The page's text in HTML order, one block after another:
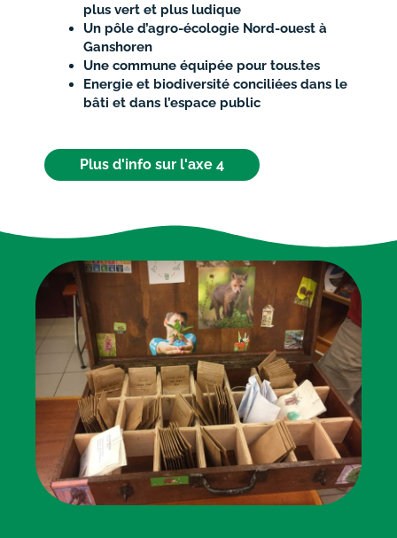
plus vert et plus ludique
Un pôle d’agro-écologie Nord-ouest à
Ganshoren
Une commune équipée pour tous.tes
Energie et biodiversité conciliées dans le
bâti et dans l’espace public
Plus d'info sur l'axe 4